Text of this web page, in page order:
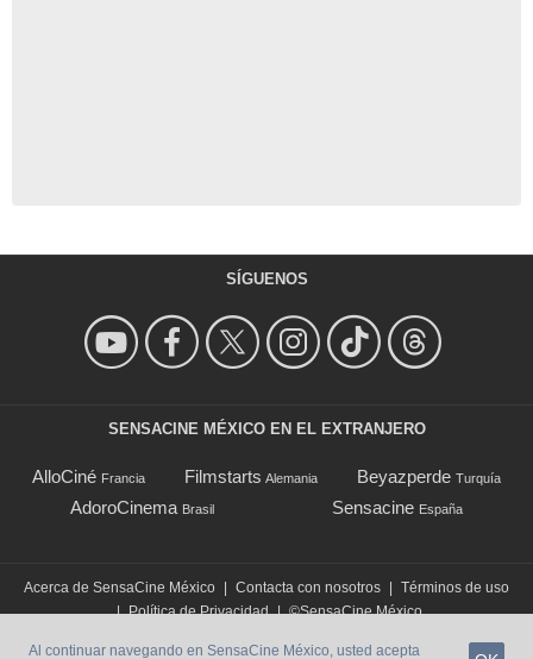
SÍGUENOS
SENSACINE MÉXICO EN EL EXTRANJERO
AlloCiné Francia Filmstarts Alemania Beyazperde Turquía
AdoroCinema Brasil Sensacine España
Acerca de SensaCine México | Contacta con nosotros | Términos de uso
| Política de Privacidad | ©SensaCine México
Al continuar navegando en SensaCine México, usted acepta